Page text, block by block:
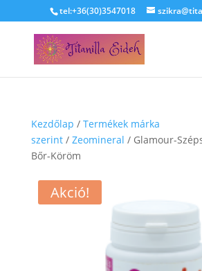
tel:+36(30)3547018
Kezdőlap / Termékek márka
szerint/ Zeomineral / Glamour-
Bőr-Köröm
Akció!